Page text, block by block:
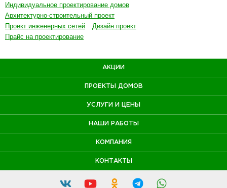
Индивидуальное проектирование домов
Архитектурно-строительный проект
Проект инженерных сетей
Дизайн проект
Прайс на проектирование
АКЦИИ
ПРОЕКТЫ ДОМОВ
УСЛУГИ И ЦЕНЫ
НАШИ РАБОТЫ
КОМПАНИЯ
КОНТАКТЫ